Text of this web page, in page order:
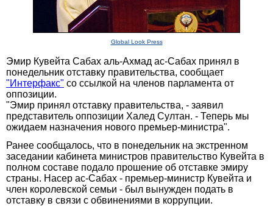
Global Look Press
Эмир Кувейта Сабах аль-Ахмад ас-Сабах принял в
понедельник отставку правительства, сообщает
"Интерфакс" со ссылкой на членов парламента от
оппозиции.
"Эмир принял отставку правительства, - заявил
представитель оппозиции Халед Султан. - Теперь мы
ожидаем назначения нового премьер-министра".
Ранее сообщалось, что в понедельник на экстренном
заседании кабинета министров правительство Кувейта в
полном составе подало прошение об отставке эмиру
страны. Насер ас-Сабах - премьер-министр Кувейта и
член королевской семьи - был вынужден подать в
отставку в связи с обвинениями в коррупции.